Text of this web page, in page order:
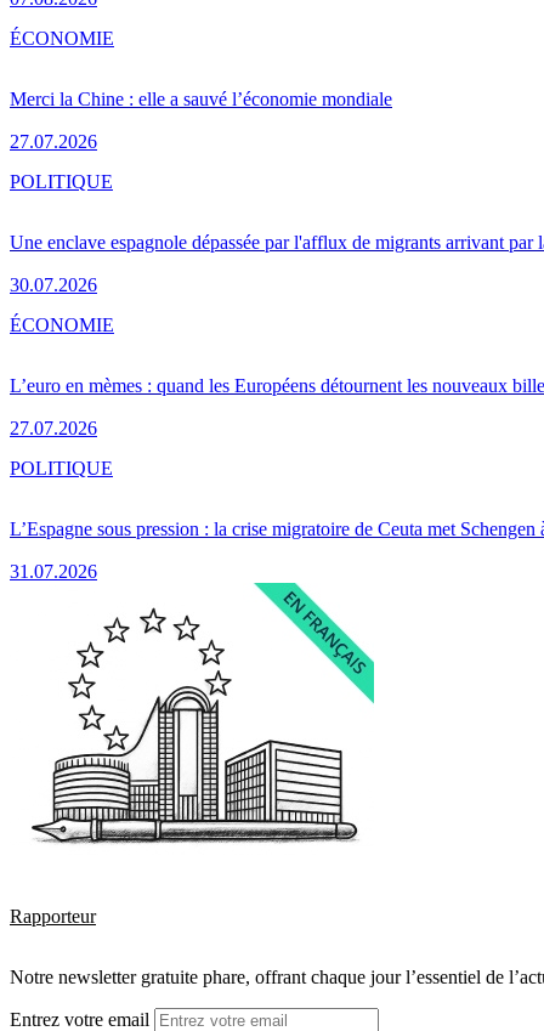
Merci la Chine : elle a sauvé l’économie mondiale
27.07.2026
ÉCONOMIE
Une enclave espagnole dépassée par l'afflux de migrants arrivant par
30.07.2026
POLITIQUE
L’euro en mèmes : quand les Européens détournent les nouveaux
27.07.2026
ÉCONOMIE
L’Espagne sous pression : la crise migratoire de Ceuta met Schengen
31.07.2026
POLITIQUE
Rapporteur
Notre newsletter gratuite phare, offrant chaque jour l’essentiel de
Entrez votre email